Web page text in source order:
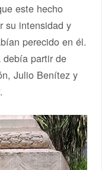
este hecho
su intensidad y
perecido en él.
partir de
Julio Benítez y